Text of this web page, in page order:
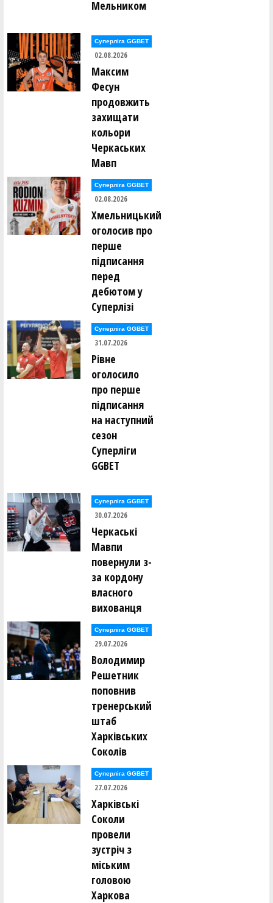
Мельником
Суперліга GGBET
02.08.2026
Максим
Фесун
продовжить
захищати
кольори
Черкаських
Мавп
Суперліга GGBET
02.08.2026
Хмельницький
оголосив про
перше
підписання
перед
дебютом у
Суперлізі
Суперліга GGBET
31.07.2026
Рівне
оголосило
про перше
підписання
на наступний
сезон
Суперліги
GGBET
Суперліга GGBET
30.07.2026
Черкаські
Мавпи
повернули з-
за кордону
власного
вихованця
Суперліга GGBET
29.07.2026
Володимир
Решетник
поповнив
тренерський
штаб
Харківських
Соколів
Суперліга GGBET
27.07.2026
Харківські
Соколи
провели
зустріч з
міським
головою
Харкова